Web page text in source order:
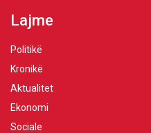
Lajme
Politikë
Kronikë
Aktualitet
Ekonomi
Sociale